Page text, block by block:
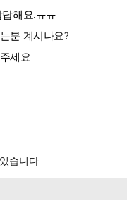
해요.ㅠㅠ
분 계시나요?
세요
습니다.